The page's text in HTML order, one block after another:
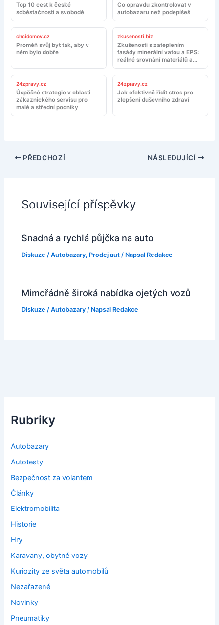
Top 10 cest k české
soběstačnosti a svobodě
Co opravdu zkontrolovat v
autobazaru než podepíšeš
chcidomov.cz
Proměň svůj byt tak, aby v
něm bylo dobře
zkusenosti.biz
Zkušenosti s zateplením
fasády minerální vatou a EPS:
reálné srovnání materiálů a
montáže
24zpravy.cz
Úspěšné strategie v oblasti
zákaznického servisu pro
malé a střední podniky
24zpravy.cz
Jak efektivně řídit stres pro
zlepšení duševního zdraví
PŘEDCHOZÍ NÁSLEDUJÍCÍ
Související příspěvky
Snadná a rychlá půjčka na auto
Diskuze /Autobazary, Prodej aut / Napsal Redakce
Mimořádně široká nabídka ojetých vozů
Diskuze /Autobazary / Napsal Redakce
Rubriky
Autobazary
Autotesty
Bezpečnost za volantem
Články
Elektromobilita
Historie
Hry
Karavany, obytné vozy
Kuriozity ze světa automobilů
Nezařazené
Novinky
Pneumatiky